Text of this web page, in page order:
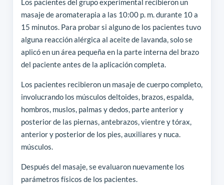
Los pacientes del grupo experimental recibieron un
masaje de aromaterapia a las 10:00 p. m. durante 10 a
15 minutos. Para probar si alguno de los pacientes tuvo
alguna reacción alérgica al aceite de lavanda, solo se
aplicó en un área pequeña en la parte interna del brazo
del paciente antes de la aplicación completa.
Los pacientes recibieron un masaje de cuerpo completo,
involucrando los músculos deltoides, brazos, espalda,
hombros, muslos, palmas y dedos, parte anterior y
posterior de las piernas, antebrazos, vientre y tórax,
anterior y posterior de los pies, auxiliares y nuca.
músculos.
Después del masaje, se evaluaron nuevamente los
parámetros físicos de los pacientes.